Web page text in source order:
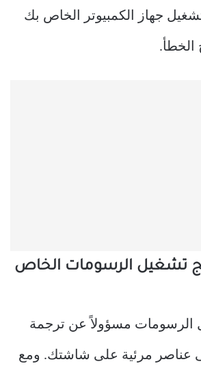
تشغيل جهاز الكمبيوتر الخاص بك
الخطأ.
تشغيل الرسومات الخاص
الرسومات مسؤولاً عن ترجمة
عناصر مرئية على شاشتك. ومع